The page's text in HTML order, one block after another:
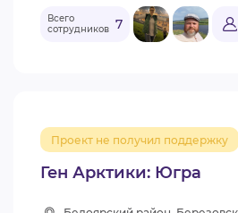
Всего
сотрудников 7
Ген Арктики: Югра
Проект не получил поддержку